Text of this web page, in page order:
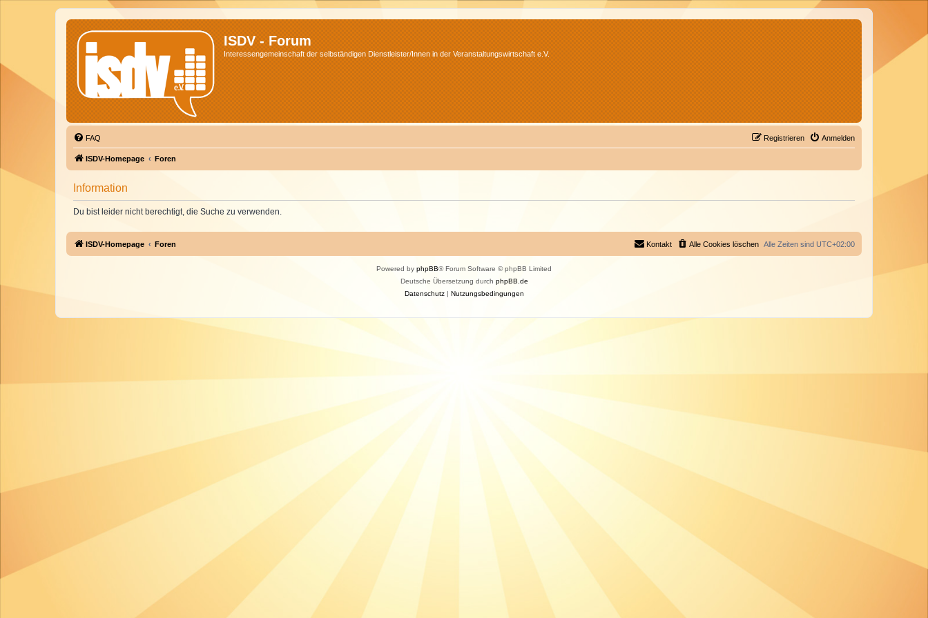
ISDV - Forum
Interessengemeinschaft der selbständigen Dienstleister/Innen in der Veranstaltungswirtschaft e.V.
FAQ Anmelden
Registrieren
ISDV-Homepage Foren
Information
Du bist leider nicht berechtigt, die Suche zu verwenden.
ISDV-Homepage Foren Alle Zeiten sind UTC+02:00
Alle Cookies löschen
Kontakt
Powered by phpBB® Forum Software © phpBB Limited
Deutsche Übersetzung durch phpBB.de
Datenschutz| Nutzungsbedingungen